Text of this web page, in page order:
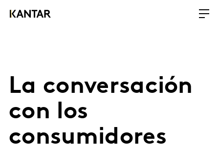
La conversación
con los
consumidores